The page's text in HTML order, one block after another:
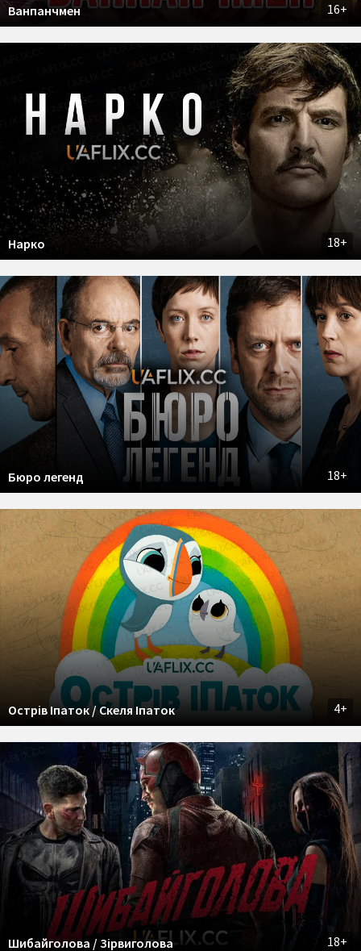
16+
Ванпанчмен
18+
Нарко
18+
Бюро легенд
4+
Острів Іпаток / Скеля Іпаток
18+
Шибайголова / Зірвиголова